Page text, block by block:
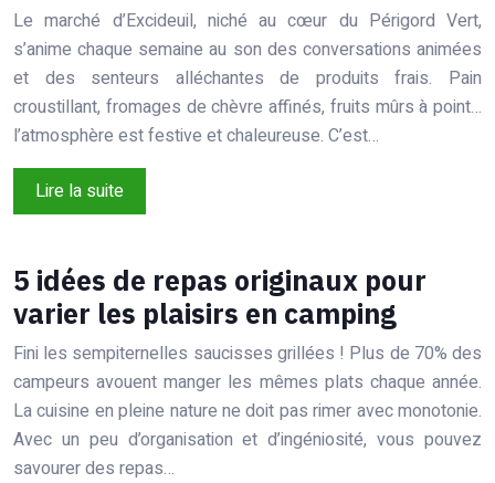
Le marché d’Excideuil, niché au cœur du Périgord Vert,
s’anime chaque semaine au son des conversations animées
et des senteurs alléchantes de produits frais. Pain
croustillant, fromages de chèvre affinés, fruits mûrs à point…
l’atmosphère est festive et chaleureuse. C’est…
Lire la suite
5 idées de repas originaux pour
varier les plaisirs en camping
Fini les sempiternelles saucisses grillées ! Plus de 70% des
campeurs avouent manger les mêmes plats chaque année.
La cuisine en pleine nature ne doit pas rimer avec monotonie.
Avec un peu d’organisation et d’ingéniosité, vous pouvez
savourer des repas…